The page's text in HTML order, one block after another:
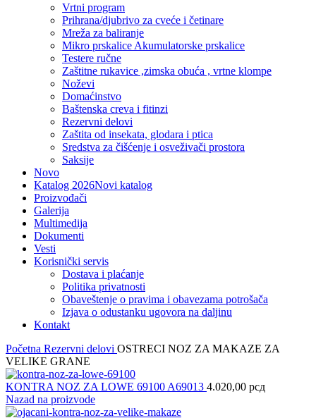
Vrtni program
Prihrana/djubrivo za cveće i četinare
Mreža za baliranje
Mikro prskalice Akumulatorske prskalice
Testere ručne
Zaštitne rukavice ,zimska obuća , vrtne klompe
Noževi
Domaćinstvo
Baštenska creva i fitinzi
Rezervni delovi
Zaštita od insekata, glodara i ptica
Sredstva za čišćenje i osveživači prostora
Saksije
Novo
Katalog 2026Novi katalog
Proizvođači
Galerija
Multimedija
Dokumenti
Vesti
Korisnički servis
Dostava i plaćanje
Politika privatnosti
Obaveštenje o pravima i obavezama potrošača
Izjava o odustanku ugovora na daljinu
Kontakt
Početna Rezervni delovi OSTRECI NOZ ZA MAKAZE ZA
VELIKE GRANE
KONTRA NOZ ZA LOWE 69100 A69013 4.020,00 рсд
Nazad na proizvode